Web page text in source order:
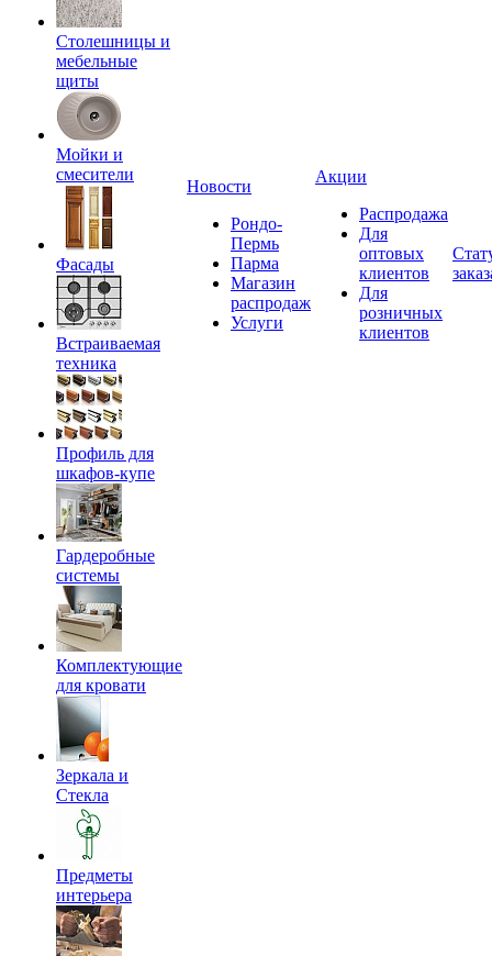
Столешницы и
мебельные
щиты
Мойки и
смесители
Фасады
Встраиваемая
техника
Профиль для
шкафов-купе
Гардеробные
системы
Комплектующие
для кровати
Зеркала и
Стекла
Предметы
интерьера
Новости
Рондо-
Пермь
Парма
Магазин
распродаж
Услуги
Акции
Распродажа
Для
оптовых
клиентов
Для
розничных
клиентов